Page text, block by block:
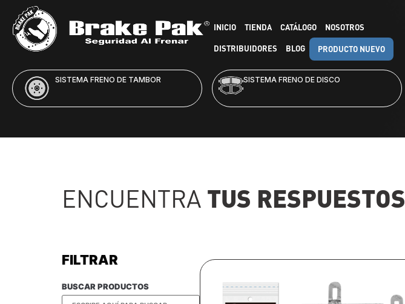
INICIO TIENDA CATÁLOGO NOSOTROS
DISTRIBUIDORES BLOG PRODUCTO NUEVO
SISTEMA FRENO DE DISCO HIDRAÚLICOS
ENCUENTRA TUS RESPUESTOS
FILTRAR
BUSCAR PRODUCTOS